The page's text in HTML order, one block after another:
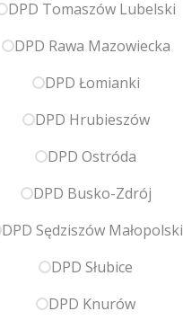
DPD Tomaszów Lubelski
DPD Rawa Mazowiecka
DPD Łomianki
DPD Hrubieszów
DPD Ostróda
DPD Busko-Zdrój
DPD Sędziszów Małopolski
DPD Słubice
DPD Knurów